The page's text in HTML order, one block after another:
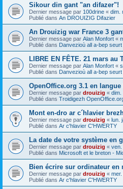
Sikour din gant "an difazer"!
Dernier message par 100drine « dim.
Publié dans An DROUIZIG Difazier
An Drouizig war France 3
Dernier message par Alan Monfort «
Publié dans Danvezioù all a-bep seurt
LIBRE EN FÊTE. 21 mars au
Dernier message par Alan Monfort «
Publié dans Danvezioù all a-bep seurt
OpenOffice.org 3.1 en
Dernier message par drouizig « dim.
Publié dans Troidigezh
Mont en-dro ar c´hlavier
Dernier message par drouizig « lun.
Publié dans Ar c'hlavier C'HWERTY
La date de votre système en
Dernier message par drouizig « ven.
Publié dans Microsoft et le breton -
Bien écrire sur ordinateur en
Dernier message par drouizig «
Publié dans Ar c'hlavier C'HWERTY